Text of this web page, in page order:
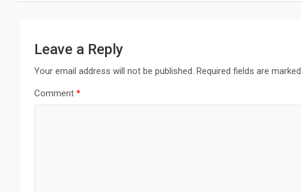
Leave a Reply
Your email address will not be published. Required fields are marked
Comment *